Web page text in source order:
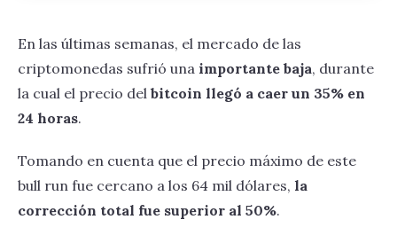
En las últimas semanas, el mercado de las
criptomonedas sufrió una importante baja, durante
la cual el precio del bitcoin llegó a caer un 35% en
24 horas.
Tomando en cuenta que el precio máximo de este
bull run fue cercano a los 64 mil dólares, la
corrección total fue superior al 50%.